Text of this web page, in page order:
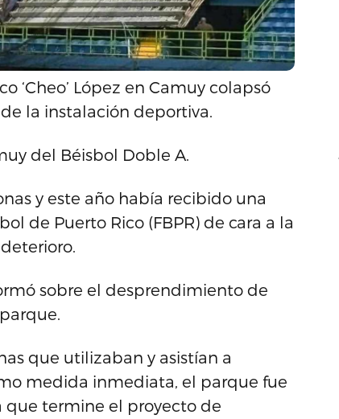
‘Cheo’ López en Camuy colapsó
la instalación deportiva.
del Béisbol Doble A.
y este año había recibido una
de Puerto Rico (FBPR) de cara a la
sobre el desprendimiento de
que utilizaban y asistían a
medida inmediata, el parque fue
que termine el proyecto de